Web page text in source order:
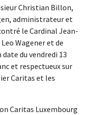
Christian Billon,
administrateur et
le Cardinal Jean-
Wagener et de
du vendredi 13
et respectueux sur
Caritas et les
Caritas Luxembourg